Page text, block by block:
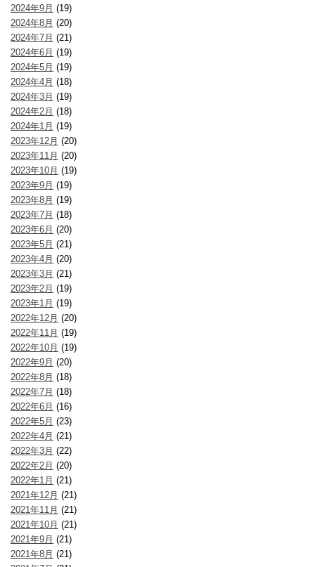
2024年9月 (19)
2024年8月 (20)
2024年7月 (21)
2024年6月 (19)
2024年5月 (19)
2024年4月 (18)
2024年3月 (19)
2024年2月 (18)
2024年1月 (19)
2023年12月 (20)
2023年11月 (20)
2023年10月 (19)
2023年9月 (19)
2023年8月 (19)
2023年7月 (18)
2023年6月 (20)
2023年5月 (21)
2023年4月 (20)
2023年3月 (21)
2023年2月 (19)
2023年1月 (19)
2022年12月 (20)
2022年11月 (19)
2022年10月 (19)
2022年9月 (20)
2022年8月 (18)
2022年7月 (18)
2022年6月 (16)
2022年5月 (23)
2022年4月 (21)
2022年3月 (22)
2022年2月 (20)
2022年1月 (21)
2021年12月 (21)
2021年11月 (21)
2021年10月 (21)
2021年9月 (21)
2021年8月 (21)